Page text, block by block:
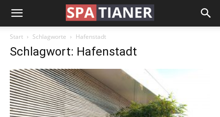
Start Schlagworte Hafenstadt
Schlagwort: Hafenstadt